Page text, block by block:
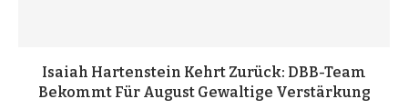
Isaiah Hartenstein Kehrt Zurück: DBB-Team
Bekommt Für August Gewaltige Verstärkung